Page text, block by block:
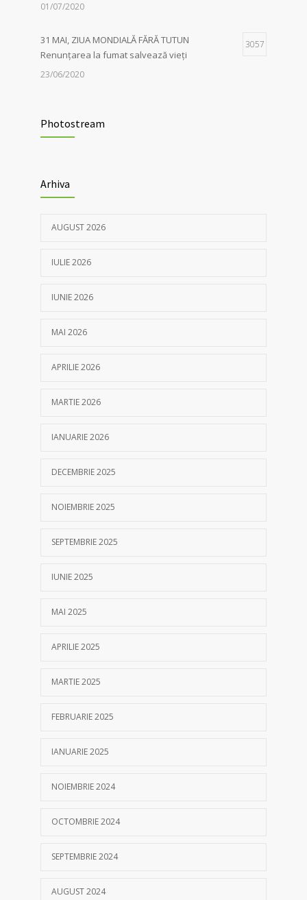
01/07/2020
31 MAI, ZIUA MONDIALĂ FĂRĂ TUTUN
Renunțarea la fumat salvează vieți
3057
23/06/2020
doar în primele 5 zile de la pozitivare
pacienții post-Covid și cei cu alte boli
30/03/2021
Nou! Test pentru determinarea anticorpilor
05/04/2021
Photostream
Arhiva
AUGUST 2026
IULIE 2026
IUNIE 2026
MAI 2026
APRILIE 2026
MARTIE 2026
IANUARIE 2026
DECEMBRIE 2025
NOIEMBRIE 2025
SEPTEMBRIE 2025
IUNIE 2025
MAI 2025
APRILIE 2025
MARTIE 2025
FEBRUARIE 2025
IANUARIE 2025
NOIEMBRIE 2024
OCTOMBRIE 2024
SEPTEMBRIE 2024
AUGUST 2024